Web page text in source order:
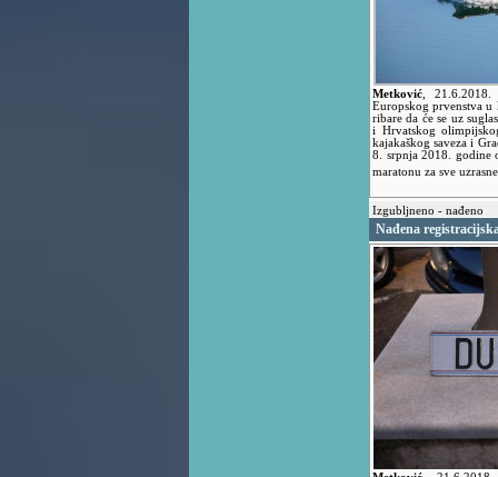
Metković
Europskog prvenstva u
ribare da će se uz
i Hrvatskog
kajakaškog saveza i
8. srpnja 2018. godine
maratonu za sve
Izgubljneno - nađeno
Nađena